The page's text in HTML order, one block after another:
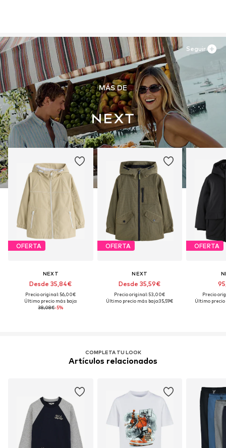
MÁS DE
OFERTA
NEXT
Desde 35,84€
Precio original: 56,00€
Último precio más bajo:
38,08€-5%
OFERTA
NEXT
Desde 35,59€
Precio original: 53,00€
Último precio más bajo:35,59€
OFERTA
Precio
Último precio
Seguir
COMPLETA TU LOOK
Artículos relacionados